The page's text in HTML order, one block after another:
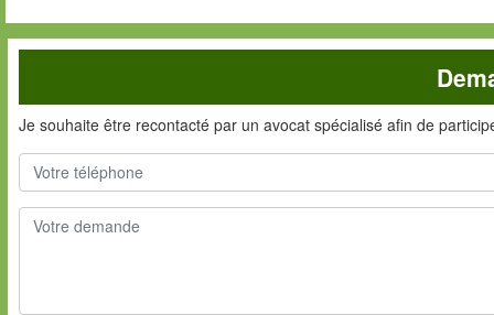
Je souhaite être recontacté par un avocat spécialisé afin de